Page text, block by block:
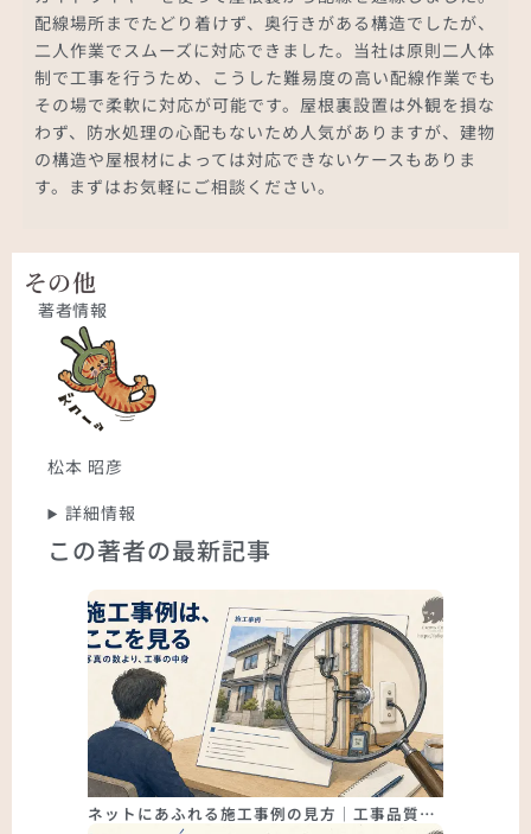
配線場所までたどり着けず、奥行きがある構造でしたが、
二人作業でスムーズに対応できました。当社は原則二人体
制で工事を行うため、こうした難易度の高い配線作業でも
その場で柔軟に対応が可能です。屋根裏設置は外観を損な
わず、防水処理の心配もないため人気がありますが、建物
の構造や屋根材によっては対応できないケースもありま
す。まずはお気軽にご相談ください。
その他
著者情報
松本 昭彦
詳細情報
この著者の最新記事
ネットにあふれる施工事例の見方｜工事品質…